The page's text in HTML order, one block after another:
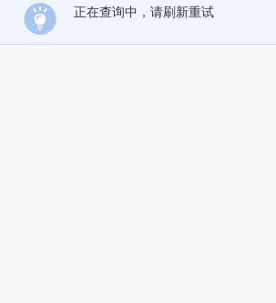
正在查询中，请刷新重试